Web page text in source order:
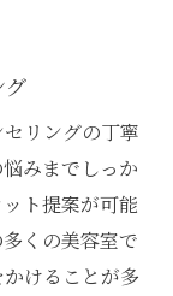
グ
リングの丁寧
みまでしっか
ト提案が可能
くの美容室で
けることが多